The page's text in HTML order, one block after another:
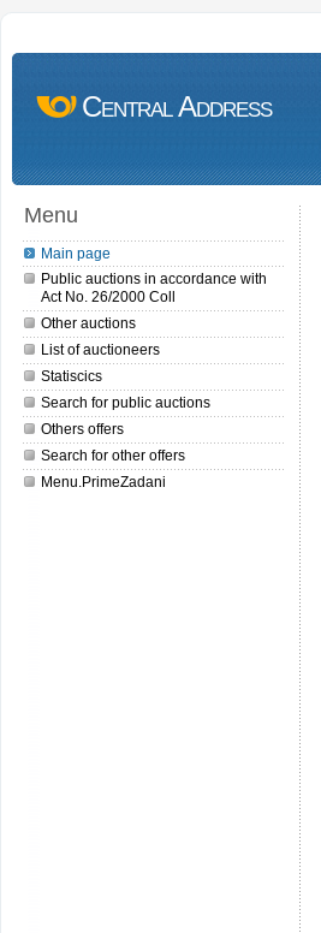
Central Address
Menu
Main page
Public auctions in accordance with
Act No. 26/2000 Coll
Other auctions
List of auctioneers
Statiscics
Search for public auctions
Others offers
Search for other offers
Menu.PrimeZadani